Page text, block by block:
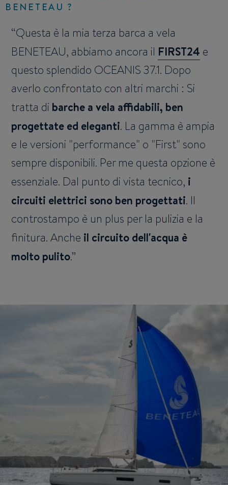
BENETEAU ?
Questa è la mia terza barca a vela
BENETEAU, abbiamo ancora il FIRST24 e
questo splendido OCEANIS 37.1. Dopo
averlo confrontato con altri marchi : Si
tratta di barche a vela affidabili, ben
progettate ed eleganti. La gamma è ampia
e le versioni "performance" o "First" sono
sempre disponibili. Per me questa opzione è
essenziale. Dal punto di vista tecnico, i
circuiti elettrici sono ben progettati. Il
controstampo è un plus per la pulizia e la
finitura. Anche il circuito dell'acqua è
molto pulito.